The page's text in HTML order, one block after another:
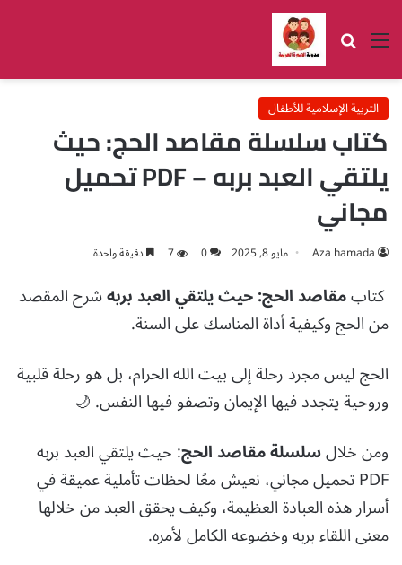
القائمة بحث عن
التربية الإسلامية للأطفال
كتاب سلسلة مقاصد الحج: حيث
يلتقي العبد بربه – PDF تحميل
مجاني
Aza hamada مايو 8, 2025 0
7 دقيقة واحدة
كتابمقاصد الحج: حيث يلتقي العبد بربهشرح المقصد
من الحج وكيفية أداة المناسك على السنة.
الحج ليس مجرد رحلة إلى بيت الله الحرام، بل هو رحلة قلبية
وروحية يتجدد فيها الإيمان وتصفو فيها النفس. 🌙
ومن خلالسلسلة مقاصد الحج: حيث يلتقي العبد بربه
PDF تحميل مجاني، نعيش معًا لحظات تأملية عميقة في
أسرار هذه العبادة العظيمة، وكيف يحقق العبد من خلالها
معنى اللقاء بربه وخضوعه الكامل لأمره.